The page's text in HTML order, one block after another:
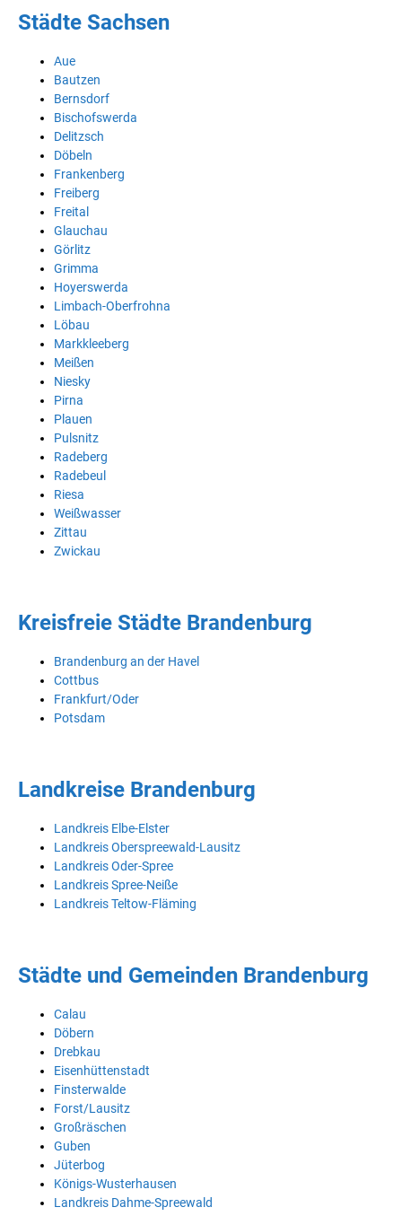
Städte Sachsen
Aue
Bautzen
Bernsdorf
Bischofswerda
Delitzsch
Döbeln
Frankenberg
Freiberg
Freital
Glauchau
Görlitz
Grimma
Hoyerswerda
Limbach-Oberfrohna
Löbau
Markkleeberg
Meißen
Niesky
Pirna
Plauen
Pulsnitz
Radeberg
Radebeul
Riesa
Weißwasser
Zittau
Zwickau
Kreisfreie Städte Brandenburg
Brandenburg an der Havel
Cottbus
Frankfurt/Oder
Potsdam
Landkreise Brandenburg
Landkreis Elbe-Elster
Landkreis Oberspreewald-Lausitz
Landkreis Oder-Spree
Landkreis Spree-Neiße
Landkreis Teltow-Fläming
Städte und Gemeinden Brandenburg
Calau
Döbern
Drebkau
Eisenhüttenstadt
Finsterwalde
Forst/Lausitz
Großräschen
Guben
Jüterbog
Königs-Wusterhausen
Landkreis Dahme-Spreewald